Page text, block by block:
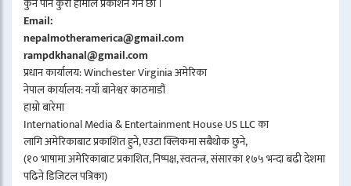
Email:
nepalmotheramerica@gmail.com
rampdkhanal@gmail.com
प्रधान कार्यालय: Winchester Virginia अमेरिका
नेपाल कार्यालय: नयाँ बानेश्वर काठमाडौं
हाम्रो बारेमा
International Media & Entertainment House US LLC का
लागि अमेरिकाबाट प्रकाशित हुने, एउटा क्लिकमा सबैथोक छुने,
(१० भाषामा अमेरिकाबाट प्रकाशित, निष्पक्ष, स्वतन्त्र, संसारका १७५ भन्दा बढी देशमा
पढिने डिजिटल पत्रिका)